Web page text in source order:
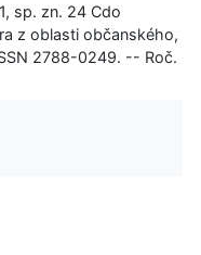
sp. zn. 24 Cdo
z oblasti občanského,
2788-0249. -- Roč.